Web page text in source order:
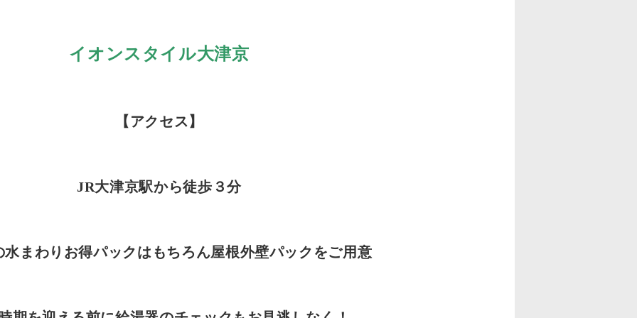
イオンスタイル大津京
【アクセス】
JR大津京駅から徒歩３分
水まわりお得パックはもちろん屋根外壁パックをご用意